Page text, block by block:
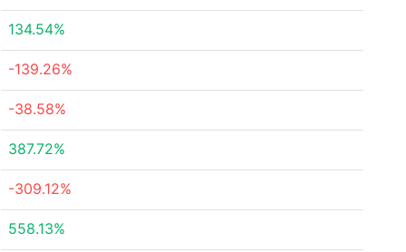
134.54%
-139.26%
-38.58%
387.72%
-309.12%
558.13%